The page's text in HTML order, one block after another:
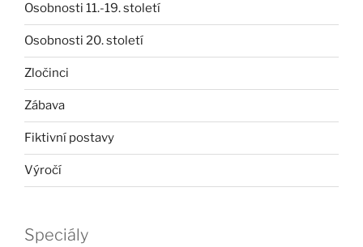
Osobnosti 11.-19. století
Osobnosti 20. století
Zločinci
Zábava
Fiktivní postavy
Výročí
Speciály